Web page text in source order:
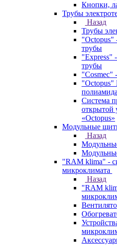
Кнопки,
Трубы
Назад
Трубы
"Octopus"
трубы
"Express"
трубы
"Cosmec"
"Octopus"
полиамида
Система
открытой
«Octopus»
Модульные
Назад
"RAM klima" -
микроклимата
Назад
"RAM